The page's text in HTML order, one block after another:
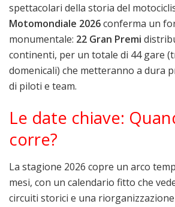
spettacolari della storia del
Motomondiale 2026conferma un
monumentale: 22 Gran Premi
continenti, per un totale di 44 gare
domenicali) che metteranno a dura
di piloti e team.
Le date chiave:
corre?
La stagione 2026 copre un arco
mesi, con un calendario fitto che
circuiti storici e una